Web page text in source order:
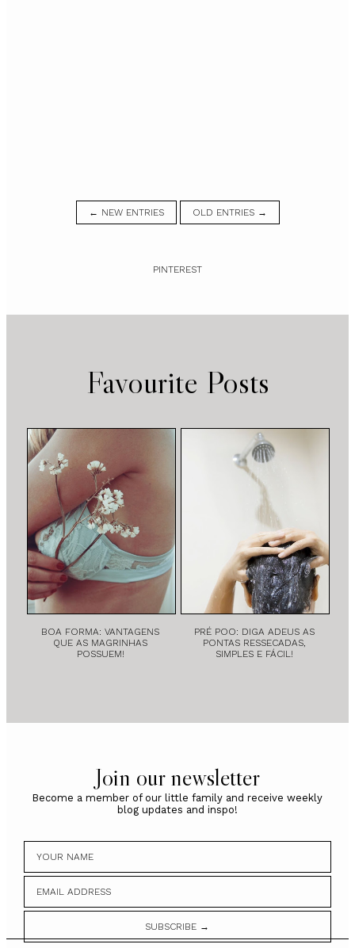
← NEW ENTRIES OLD ENTRIES →
PINTEREST
Favourite Posts
BOA FORMA: VANTAGENS
QUE AS MAGRINHAS
POSSUEM!
PRÉ POO: DIGA ADEUS AS
PONTAS RESSECADAS,
SIMPLES E FÁCIL!
Join our newsletter
Become a member of our little family and receive weekly
blog updates and inspo!